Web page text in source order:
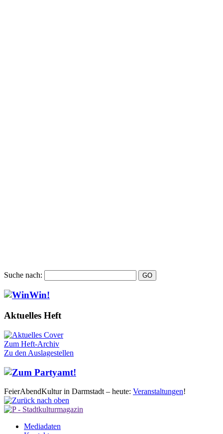
Suche nach:
Aktuelles Heft
Zum Heft-Archiv
Zu den Auslagestellen
FeierAbendKultur in Darmstadt – heute: Veranstaltungen!
Mediadaten